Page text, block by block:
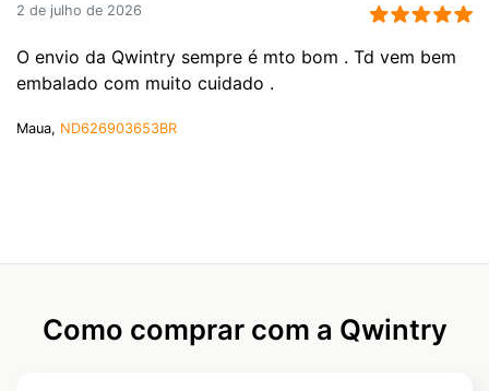
2 de julho de 2026
O envio da Qwintry sempre é mto bom . Td vem bem
embalado com muito cuidado .
Maua, ND626903653BR
Como comprar com a Qwintry